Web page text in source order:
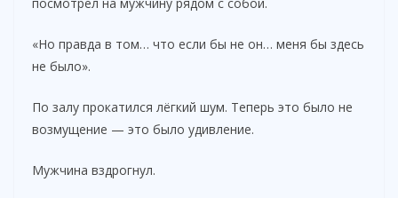
«Но правда в том… что если бы не он… меня бы здесь
не было».
По залу прокатился лёгкий шум. Теперь это было не
возмущение — это было удивление.
Мужчина вздрогнул.